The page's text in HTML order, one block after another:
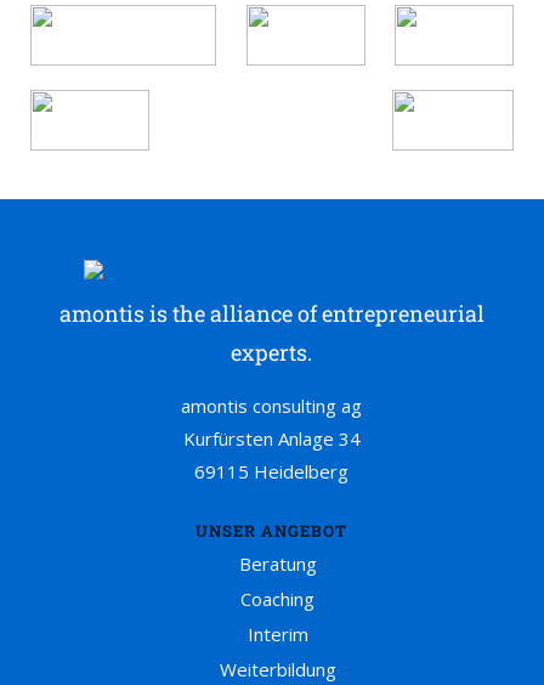
amontis is the alliance of entrepreneurial
experts.
amontis consulting ag
Kurfürsten Anlage 34
69115 Heidelberg
UNSER ANGEBOT
Beratung
Coaching
Interim
Weiterbildung